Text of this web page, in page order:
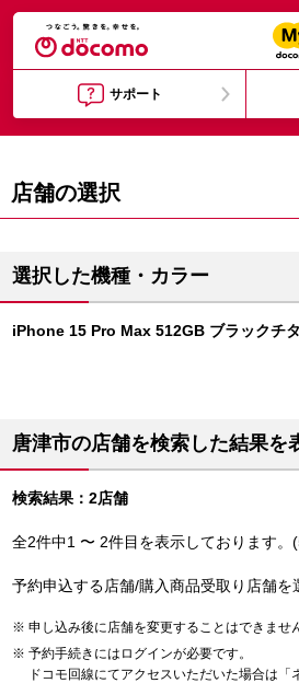
サポート
店舗の選択
選択した機種・カラー
iPhone 15 Pro Max 512GB ブラックチ
唐津市の店舗を検索した結果を
検索結果：2店舗
全2件中1 〜 2件目を表示しております。
予約申込する店舗/購入商品受取り店舗を
申し込み後に店舗を変更することはできませ
予約手続きにはログインが必要です。
ドコモ回線にてアクセスいただいた場合は